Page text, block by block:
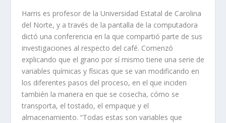
Harris es profesor de la Universidad Estatal de Carolina
del Norte, y a través de la pantalla de la computadora
dictó una conferencia en la que compartió parte de sus
investigaciones al respecto del café. Comenzó
explicando que el grano por sí mismo tiene una serie de
variables químicas y físicas que se van modificando en
los diferentes pasos del proceso, en el que inciden
también la manera en que se cosecha, cómo se
transporta, el tostado, el empaque y el
almacenamiento. “Todas estas son variables que